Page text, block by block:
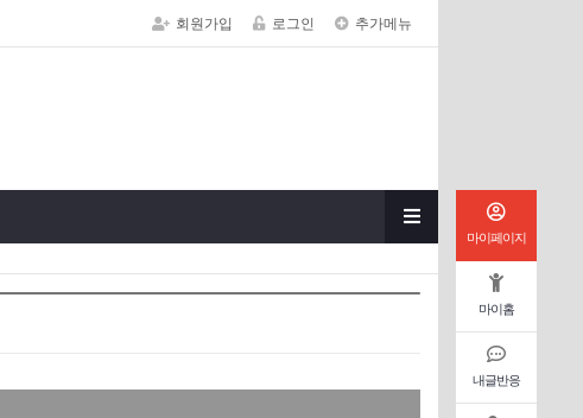
회원가입 로그인 추가메뉴
마이페이지
마이홈
내글반응